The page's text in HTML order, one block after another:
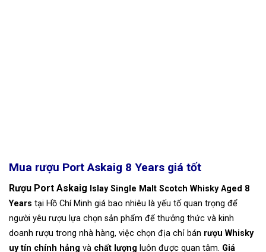
Mua rượu Port Askaig 8 Years giá tốt
Rượu Port Askaig IslaySingle Malt Scotch WhiskyAged 8
Years tại Hồ Chí Minh giá bao nhiêu là yếu tố quan trọng để
người yêu rượu lựa chọn sản phẩm để thưởng thức và kinh
doanh rượu trong nhà hàng, việc chọn địa chỉ bán rượu Whisky
uy tín chính hảng và chất lượng luôn được quan tâm. Giá